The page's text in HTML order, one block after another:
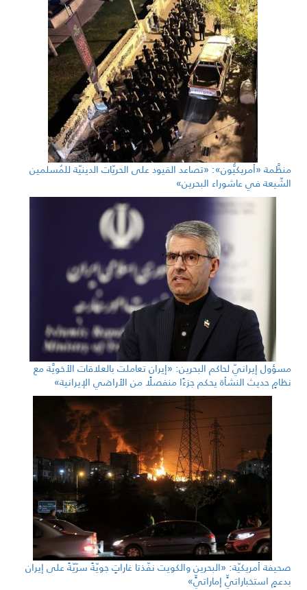
منظَّمة «أمريكيُّون»: «تصاعد القيود على الحريّات الدينيّة للمُسلمين
الشّيعة في عاشوراء البحرين»
مسؤول إيرانيّ لحاكم البحرين: «إيران تعاملت بالعلاقات الأخويَّة مع
نظامٍ حديث النشأة يحكم جزءًا منفصلًا من الأراضي الإيرانية»
صحيفة أمريكيّة: «البحرين والكويت نفّذتا غاراتٍ جويّةً سرّيّةً على إيران
بدعمٍ استخباراتيٍّ إماراتيٍّ»